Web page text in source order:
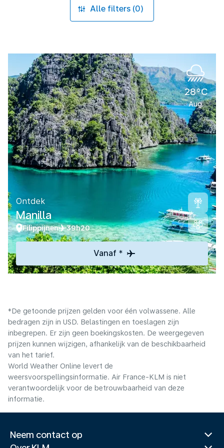
Alle filters (0)
28°C
Aug.
Ontdek
Manilla
Filippijnen 39h20
Vanaf *
*De getoonde prijzen gelden voor één volwassene. Alle
bedragen zijn in USD. Belastingen en toeslagen zijn
inbegrepen. Er zijn geen boekingskosten. De weergegeven
prijzen kunnen wijzigen, afhankelijk van de beschikbaarheid
van het tarief.
World Weather Online levert de
weersvoorspellingsinformatie. Air France-KLM is niet
verantwoordelijk voor de betrouwbaarheid van deze
informatie.
Neem contact op